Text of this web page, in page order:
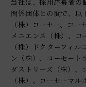
当社は、採用応募者の
関係団体との間で、以
（株）コーセー、コ
メニエンス（株）、コ
（株）ドクターフィ
ン（株）、コーセート
ダストリーズ（株）、
（株）、コーセーマ